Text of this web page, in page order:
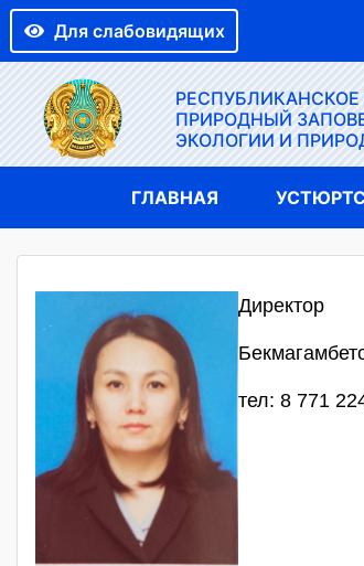
Для слабовидящих
ПРИРОДНЫЙ
ЭКОЛОГИИ И
ГЛАВНАЯ
Директор
тел: 8 771